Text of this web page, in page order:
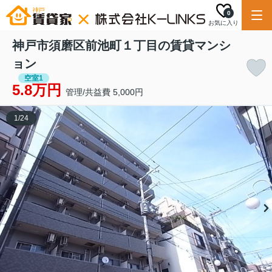
お気に入り
0
神戸市須磨区前池町１丁目の賃貸マンシ
ョン
空室1
5.8万円 管理/共益費 5,000円
1/24